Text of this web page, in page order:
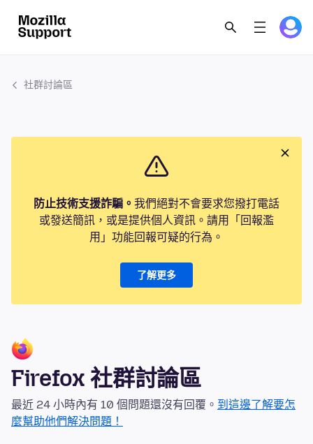
社群討論區
防止技術支援詐騙。 我們絕對不會要求您撥打電話
或發送簡訊，或是提供個人資訊。請用「回報濫
用」功能回報可疑的行為。
了解更多
Firefox 社群討論區
最近 24 小時內有 10 個問題還沒有回覆。 到這邊了解要怎
麼幫助他們解決問題！